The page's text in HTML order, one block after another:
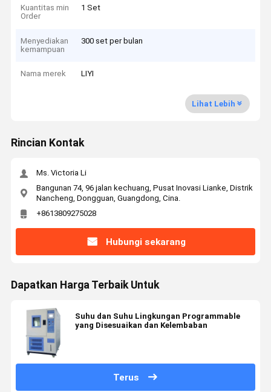
Kuantitas min
Order
1 Set
Menyediakan
kemampuan
300 set per bulan
Nama merek LIYI
Lihat Lebih
Rincian Kontak
Ms. Victoria Li
Bangunan 74, 96 jalan kechuang, Pusat Inovasi Lianke, Distrik
Nancheng, Dongguan, Guangdong, Cina.
+8613809275028
Hubungi sekarang
Dapatkan Harga Terbaik Untuk
Suhu dan Suhu Lingkungan Programmable
yang Disesuaikan dan Kelembaban
Terus